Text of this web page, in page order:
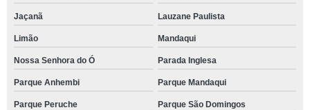
Jaçanã Lauzane Paulista
Limão Mandaqui
Nossa Senhora do Ó Parada Inglesa
Parque Anhembi Parque Mandaqui
Parque Peruche Parque São Domingos